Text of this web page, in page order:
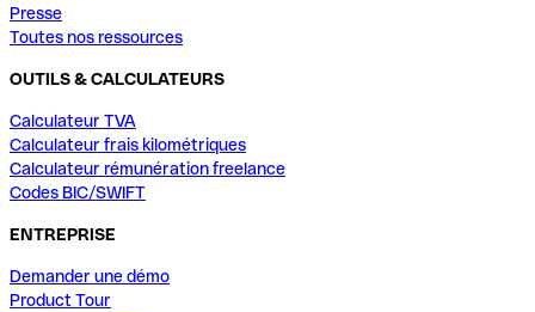
Presse
Toutes nos ressources
OUTILS & CALCULATEURS
Calculateur TVA
Calculateur frais kilométriques
Calculateur rémunération freelance
Codes BIC/SWIFT
ENTREPRISE
Demander une démo
Product Tour